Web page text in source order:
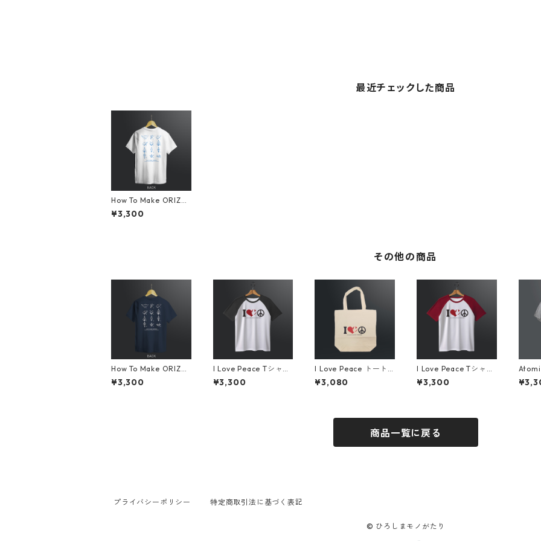
最近チェックした商品
How To Make ORIZU
RU Tシャツ ホワイト
¥3,300
その他の商品
How To Make ORIZU
RU Tシャツ ネイビー
¥3,300
I Love Peace Tシャ
ツ ホワイト×ブラッ
ク
¥3,300
I Love Peace トート
バッグ
¥3,080
I Love Peace Tシャ
ツ ホワイト×レッド
¥3,300
『
グレ
商品一覧に戻る
プライバシーポリシー 特定商取引法に基づく表記
© ひろしまモノがたり